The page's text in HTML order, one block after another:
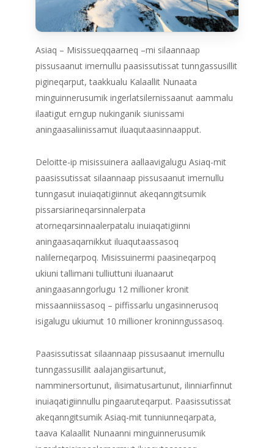
Asiaq – Misissueqqaarneq –mi silaannaap
pissusaanut imernullu paasissutissat tunngassusillit
pigineqarput, taakkualu Kalaallit Nunaata
minguinnerusumik ingerlatsilernissaanut aammalu
ilaatigut erngup nukinganik siunissami
aningaasaliinissamut iluaqutaasinnaapput.
Deloitte-ip misissuinera aallaavigalugu Asiaq-mit
paasissutissat silaannaap pissusaanut imernullu
tunngasut inuiaqatigiinnut akeqanngitsumik
pissarsiarineqarsinnalerpata
atorneqarsinnaalerpatalu inuiaqatigiinni
aningaasaqarnikkut iluaqutaassasoq
nalilerneqarpoq. Misissuinermi paasineqarpoq
ukiuni tallimani tulliuttuni iluanaarut
aningaasanngorlugu 12 millioner kronit
missaanniissasoq – piffissarlu ungasinnerusoq
isigalugu ukiumut 10 millioner kroninngussasoq.
Paasissutissat silaannaap pissusaanut imernullu
tunngassusillit aalajangiisartunut,
namminersortunut, ilisimatusartunut, ilinniarfinnut
inuiaqatigiinnullu pingaaruteqarput. Paasissutissat
akeqanngitsumik Asiaq-mit tunniunneqarpata,
taava Kalaallit Nunaanni minguinnerusumik